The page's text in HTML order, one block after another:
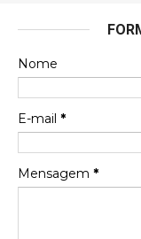
Nome
E-mail *
Mensagem *